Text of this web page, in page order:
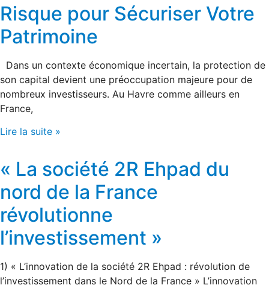
Risque pour Sécuriser Votre
Patrimoine
Dans un contexte économique incertain, la protection de
son capital devient une préoccupation majeure pour de
nombreux investisseurs. Au Havre comme ailleurs en
France,
Lire la suite »
« La société 2R Ehpad du
nord de la France
révolutionne
l’investissement »
1) « L’innovation de la société 2R Ehpad : révolution de
l’investissement dans le Nord de la France » L’innovation